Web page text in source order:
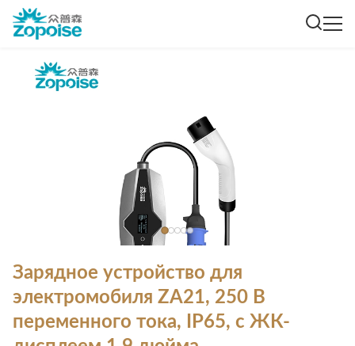
Зарядное устройство для
электромобиля ZA21, 250 В
переменного тока, IP65, с ЖК-